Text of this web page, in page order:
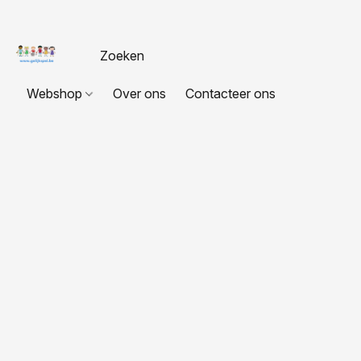
Webshop Over ons Contacteer ons